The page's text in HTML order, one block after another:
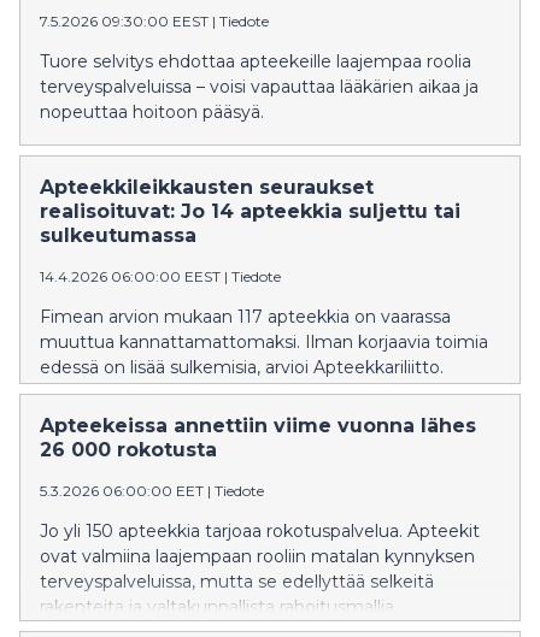
7.5.2026 09:30:00 EEST | Tiedote
Tuore selvitys ehdottaa apteekeille laajempaa roolia
terveyspalveluissa – voisi vapauttaa lääkärien aikaa ja
nopeuttaa hoitoon pääsyä.
Apteekkileikkausten seuraukset
realisoituvat: Jo 14 apteekkia suljettu tai
sulkeutumassa
14.4.2026 06:00:00 EEST | Tiedote
Fimean arvion mukaan 117 apteekkia on vaarassa
muuttua kannattamattomaksi. Ilman korjaavia toimia
edessä on lisää sulkemisia, arvioi Apteekkariliitto.
Apteekeissa annettiin viime vuonna lähes
26 000 rokotusta
5.3.2026 06:00:00 EET | Tiedote
Jo yli 150 apteekkia tarjoaa rokotuspalvelua. Apteekit
ovat valmiina laajempaan rooliin matalan kynnyksen
terveyspalveluissa, mutta se edellyttää selkeitä
rakenteita ja valtakunnallista rahoitusmallia.